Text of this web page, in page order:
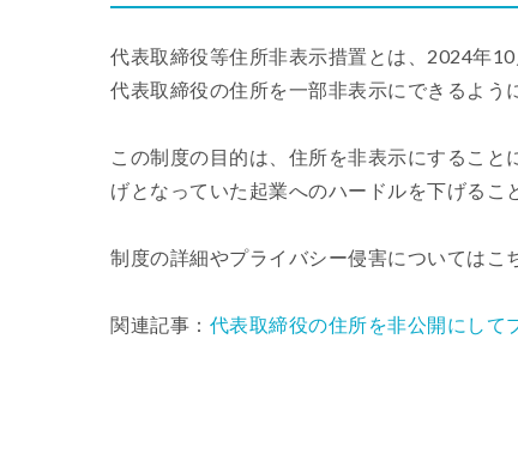
代表取締役等住所非表示措置とは、2024年
代表取締役の住所を一部非表示にできるよう
この制度の目的は、住所を非表示にするこ
げとなっていた起業へのハードルを下げるこ
制度の詳細やプライバシー侵害についてはこ
関連記事： 代表取締役の住所を非公開にして